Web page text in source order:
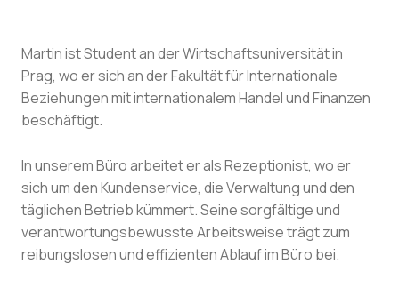
Martin ist Student an der Wirtschaftsuniversität in
Prag, wo er sich an der Fakultät für Internationale
Beziehungen mit internationalem Handel und Finanzen
beschäftigt.
In unserem Büro arbeitet er als Rezeptionist, wo er
sich um den Kundenservice, die Verwaltung und den
täglichen Betrieb kümmert. Seine sorgfältige und
verantwortungsbewusste Arbeitsweise trägt zum
reibungslosen und effizienten Ablauf im Büro bei.